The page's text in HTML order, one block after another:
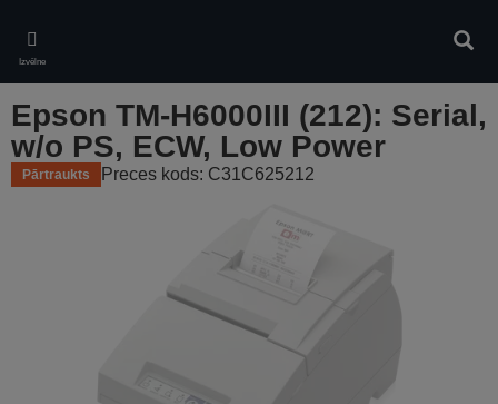
main
content
Izvēlne
Epson TM-H6000III (212): Serial,
w/o PS, ECW, Low Power
Pārtraukts Preces kods: C31C625212